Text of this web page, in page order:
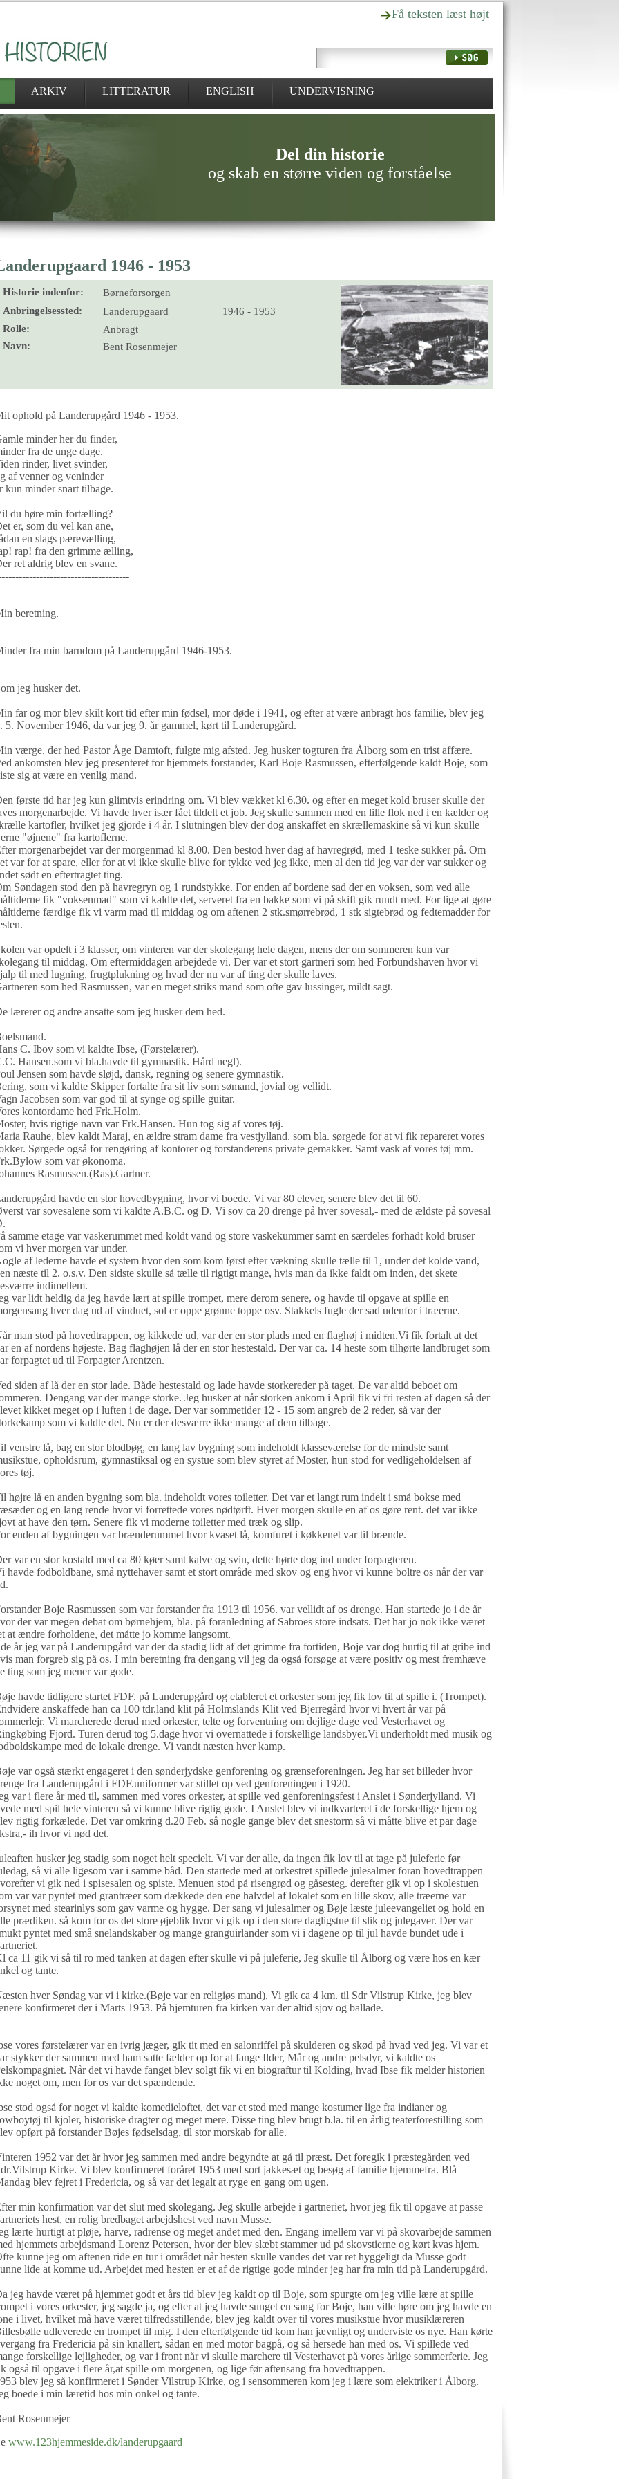
Få teksten læst højt
ARKIV LITTERATUR ENGLISH UNDERVISNING
Del din historie
og skab en større viden og forståelse
1946 - 1953
Historie indenfor:
Børneforsorgen
Anbringelsessted:
Landerupgaard
1946 - 1953
Rolle:
Anbragt
Navn:
Bent Rosenmejer
ophold på Landerupgård 1946 - 1953.
minder her du finder,
fra de unge dage.
rinder, livet svinder,
af venner og veninder
kun minder snart tilbage.
du høre min fortælling?
er, som du vel kan ane,
en slags pærevælling,
rap! fra den grimme ælling,
ret aldrig blev en svane.
beretning.
fra min barndom på Landerupgård 1946-1953.
jeg husker det.
far og mor blev skilt kort tid efter min fødsel, mor døde i 1941, og efter at være anbragt hos familie, blev jeg
5. November 1946, da var jeg 9. år gammel, kørt til Landerupgård.
værge, der hed Pastor Åge Damtoft, fulgte mig afsted. Jeg husker togturen fra Ålborg som en trist affære.
ankomsten blev jeg presenteret for hjemmets forstander, Karl Boje Rasmussen, efterfølgende kaldt Boje, som
sig at være en venlig mand.
første tid har jeg kun glimtvis erindring om. Vi blev vækket kl 6.30. og efter en meget kold bruser skulle der
morgenarbejde. Vi havde hver især fået tildelt et job. Jeg skulle sammen med en lille flok ned i en kælder og
kartofler, hvilket jeg gjorde i 4 år. I slutningen blev der dog anskaffet en skrællemaskine så vi kun skulle
"øjnene" fra kartoflerne.
morgenarbejdet var der morgenmad kl 8.00. Den bestod hver dag af havregrød, med 1 teske sukker på. Om
var for at spare, eller for at vi ikke skulle blive for tykke ved jeg ikke, men al den tid jeg var der var sukker og
sødt en eftertragtet ting.
Søndagen stod den på havregryn og 1 rundstykke. For enden af bordene sad der en voksen, som ved alle
fik "voksenmad" som vi kaldte det, serveret fra en bakke som vi på skift gik rundt med. For lige at gøre
færdige fik vi varm mad til middag og om aftenen 2 stk.smørrebrød, 1 stk sigtebrød og fedtemadder for
var opdelt i 3 klasser, om vinteren var der skolegang hele dagen, mens der om sommeren kun var
til middag. Om eftermiddagen arbejdede vi. Der var et stort gartneri som hed Forbundshaven hvor vi
til med lugning, frugtplukning og hvad der nu var af ting der skulle laves.
som hed Rasmussen, var en meget striks mand som ofte gav lussinger, mildt sagt.
lærerer og andre ansatte som jeg husker dem hed.
C. Ibov som vi kaldte Ibse, (Førstelærer).
Hansen.som vi bla.havde til gymnastik. Hård negl).
Jensen som havde sløjd, dansk, regning og senere gymnastik.
som vi kaldte Skipper fortalte fra sit liv som sømand, jovial og vellidt.
Jacobsen som var god til at synge og spille guitar.
kontordame hed Frk.Holm.
hvis rigtige navn var Frk.Hansen. Hun tog sig af vores tøj.
Rauhe, blev kaldt Maraj, en ældre stram dame fra vestjylland. som bla. sørgede for at vi fik repareret vores
Sørgede også for rengøring af kontorer og forstanderens private gemakker. Samt vask af vores tøj mm.
som var økonoma.
Rasmussen.(Ras).Gartner.
havde en stor hovedbygning, hvor vi boede. Vi var 80 elever, senere blev det til 60.
var sovesalene som vi kaldte A.B.C. og D. Vi sov ca 20 drenge på hver sovesal,- med de ældste på sovesal
samme etage var vaskerummet med koldt vand og store vaskekummer samt en særdeles forhadt kold bruser
vi hver morgen var under.
af lederne havde et system hvor den som kom først efter vækning skulle tælle til 1, under det kolde vand,
næste til 2. o.s.v. Den sidste skulle så tælle til rigtigt mange, hvis man da ikke faldt om inden, det skete
indimellem.
var lidt heldig da jeg havde lært at spille trompet, mere derom senere, og havde til opgave at spille en
hver dag ud af vinduet, sol er oppe grønne toppe osv. Stakkels fugle der sad udenfor i træerne.
man stod på hovedtrappen, og kikkede ud, var der en stor plads med en flaghøj i midten.Vi fik fortalt at det
en af nordens højeste. Bag flaghøjen lå der en stor hestestald. Der var ca. 14 heste som tilhørte landbruget som
forpagtet ud til Forpagter Arentzen.
siden af lå der en stor lade. Både hestestald og lade havde storkereder på taget. De var altid beboet om
Dengang var der mange storke. Jeg husker at når storken ankom i April fik vi fri resten af dagen så der
kikket meget op i luften i de dage. Der var sommetider 12 - 15 som angreb de 2 reder, så var der
som vi kaldte det. Nu er der desværre ikke mange af dem tilbage.
venstre lå, bag en stor blodbøg, en lang lav bygning som indeholdt klasseværelse for de mindste samt
opholdsrum, gymnastiksal og en systue som blev styret af Moster, hun stod for vedligeholdelsen af
tøj.
højre lå en anden bygning som bla. indeholdt vores toiletter. Det var et langt rum indelt i små bokse med
og en lang rende hvor vi forrettede vores nødtørft. Hver morgen skulle en af os gøre rent. det var ikke
at have den tørn. Senere fik vi moderne toiletter med træk og slip.
enden af bygningen var brænderummet hvor kvaset lå, komfuret i køkkenet var til brænde.
var en stor kostald med ca 80 køer samt kalve og svin, dette hørte dog ind under forpagteren.
havde fodboldbane, små nyttehaver samt et stort område med skov og eng hvor vi kunne boltre os når der var
Boje Rasmussen som var forstander fra 1913 til 1956. var vellidt af os drenge. Han startede jo i de år
der var megen debat om børnehjem, bla. på foranledning af Sabroes store indsats. Det har jo nok ikke været
at ændre forholdene, det måtte jo komme langsomt.
år jeg var på Landerupgård var der da stadig lidt af det grimme fra fortiden, Boje var dog hurtig til at gribe ind
man forgreb sig på os. I min beretning fra dengang vil jeg da også forsøge at være positiv og mest fremhæve
ting som jeg mener var gode.
havde tidligere startet FDF. på Landerupgård og etableret et orkester som jeg fik lov til at spille i. (Trompet).
anskaffede han ca 100 tdr.land klit på Holmslands Klit ved Bjerregård hvor vi hvert år var på
Vi marcherede derud med orkester, telte og forventning om dejlige dage ved Vesterhavet og
Fjord. Turen derud tog 5.dage hvor vi overnattede i forskellige landsbyer.Vi underholdt med musik og
med de lokale drenge. Vi vandt næsten hver kamp.
var også stærkt engageret i den sønderjydske genforening og grænseforeningen. Jeg har set billeder hvor
fra Landerupgård i FDF.uniformer var stillet op ved genforeningen i 1920.
var i flere år med til, sammen med vores orkester, at spille ved genforeningsfest i Anslet i Sønderjylland. Vi
med spil hele vinteren så vi kunne blive rigtig gode. I Anslet blev vi indkvarteret i de forskellige hjem og
rigtig forkælede. Det var omkring d.20 Feb. så nogle gange blev det snestorm så vi måtte blive et par dage
ih hvor vi nød det.
husker jeg stadig som noget helt specielt. Vi var der alle, da ingen fik lov til at tage på juleferie før
så vi alle ligesom var i samme båd. Den startede med at orkestret spillede julesalmer foran hovedtrappen
vi gik ned i spisesalen og spiste. Menuen stod på risengrød og gåsesteg. derefter gik vi op i skolestuen
var var pyntet med grantræer som dækkede den ene halvdel af lokalet som en lille skov, alle træerne var
med stearinlys som gav varme og hygge. Der sang vi julesalmer og Bøje læste juleevangeliet og hold en
prædiken. så kom for os det store øjeblik hvor vi gik op i den store dagligstue til slik og julegaver. Der var
pyntet med små snelandskaber og mange granguirlander som vi i dagene op til jul havde bundet ude i
ca 11 gik vi så til ro med tanken at dagen efter skulle vi på juleferie, Jeg skulle til Ålborg og være hos en kær
og tante.
hver Søndag var vi i kirke.(Bøje var en religiøs mand), Vi gik ca 4 km. til Sdr Vilstrup Kirke, jeg blev
konfirmeret der i Marts 1953. På hjemturen fra kirken var der altid sjov og ballade.
vores førstelærer var en ivrig jæger, gik tit med en salonriffel på skulderen og skød på hvad ved jeg. Vi var et
stykker der sammen med ham satte fælder op for at fange Ilder, Mår og andre pelsdyr, vi kaldte os
Når det vi havde fanget blev solgt fik vi en biograftur til Kolding, hvad Ibse fik melder historien
noget om, men for os var det spændende.
stod også for noget vi kaldte komedieloftet, det var et sted med mange kostumer lige fra indianer og
til kjoler, historiske dragter og meget mere. Disse ting blev brugt b.la. til en årlig teaterforestilling som
opført på forstander Bøjes fødselsdag, til stor morskab for alle.
1952 var det år hvor jeg sammen med andre begyndte at gå til præst. Det foregik i præstegården ved
Kirke. Vi blev konfirmeret foråret 1953 med sort jakkesæt og besøg af familie hjemmefra. Blå
blev fejret i Fredericia, og så var det legalt at ryge en gang om ugen.
min konfirmation var det slut med skolegang. Jeg skulle arbejde i gartneriet, hvor jeg fik til opgave at passe
hest, en rolig bredbaget arbejdshest ved navn Musse.
lærte hurtigt at pløje, harve, radrense og meget andet med den. Engang imellem var vi på skovarbejde sammen
hjemmets arbejdsmand Lorenz Petersen, hvor der blev slæbt stammer ud på skovstierne og kørt kvas hjem.
kunne jeg om aftenen ride en tur i området når hesten skulle vandes det var ret hyggeligt da Musse godt
lide at komme ud. Arbejdet med hesten er et af de rigtige gode minder jeg har fra min tid på Landerupgård.
jeg havde været på hjemmet godt et års tid blev jeg kaldt op til Boje, som spurgte om jeg ville lære at spille
i vores orkester, jeg sagde ja, og efter at jeg havde sunget en sang for Boje, han ville høre om jeg havde en
i livet, hvilket må have været tilfredsstillende, blev jeg kaldt over til vores musikstue hvor musiklæreren
udleverede en trompet til mig. I den efterfølgende tid kom han jævnligt og underviste os nye. Han kørte
fra Fredericia på sin knallert, sådan en med motor bagpå, og så hersede han med os. Vi spillede ved
forskellige lejligheder, og var i front når vi skulle marchere til Vesterhavet på vores årlige sommerferie. Jeg
også til opgave i flere år,at spille om morgenen, og lige før aftensang fra hovedtrappen.
blev jeg så konfirmeret i Sønder Vilstrup Kirke, og i sensommeren kom jeg i lære som elektriker i Ålborg.
boede i min læretid hos min onkel og tante.
Rosenmejer
www.123hjemmeside.dk/landerupgaard